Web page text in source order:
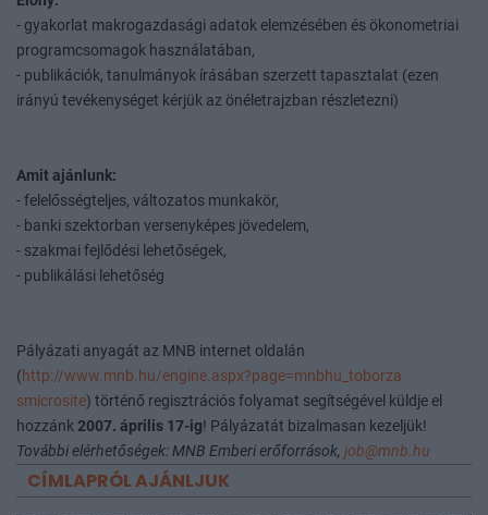
- gyakorlat makrogazdasági adatok elemzésében és ökonometriai
programcsomagok használatában,
- publikációk, tanulmányok írásában szerzett tapasztalat (ezen
irányú tevékenységet kérjük az önéletrajzban részletezni)
Amit ajánlunk:
- felelősségteljes, változatos munkakör,
- banki szektorban versenyképes jövedelem,
- szakmai fejlődési lehetőségek,
- publikálási lehetőség
Pályázati anyagát az MNB internet oldalán
(http://www.mnb.hu/engine.aspx?page=mnbhu_toborza
smicrosite) történő regisztrációs folyamat segítségével küldje el
hozzánk2007. április 17-ig! Pályázatát bizalmasan kezeljük!
További elérhetőségek: MNB Emberi erőforrások, job@mnb.hu
CÍMLAPRÓL AJÁNLJUK